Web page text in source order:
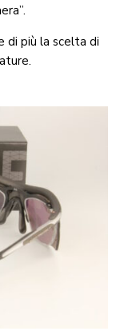
di più la scelta di